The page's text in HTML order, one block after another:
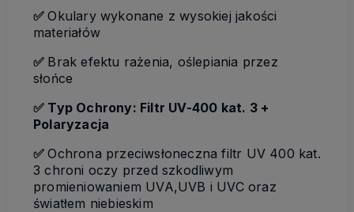
✅Okulary wykonane z wysokiej jakości
materiałów
✅ Brak efektu rażenia, oślepiania przez
słońce
✅ Typ Ochrony: Filtr UV-400 kat. 3 +
Polaryzacja
✅Ochrona przeciwsłoneczna filtr UV 400 kat.
3 chroni oczy przed szkodliwym
promieniowaniem UVA,UVB i UVC oraz
światłem niebieskim